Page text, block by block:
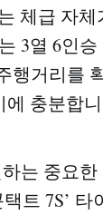
체급 자
3열 6인
행거리를
에 충분합
는 중요
트 7S’